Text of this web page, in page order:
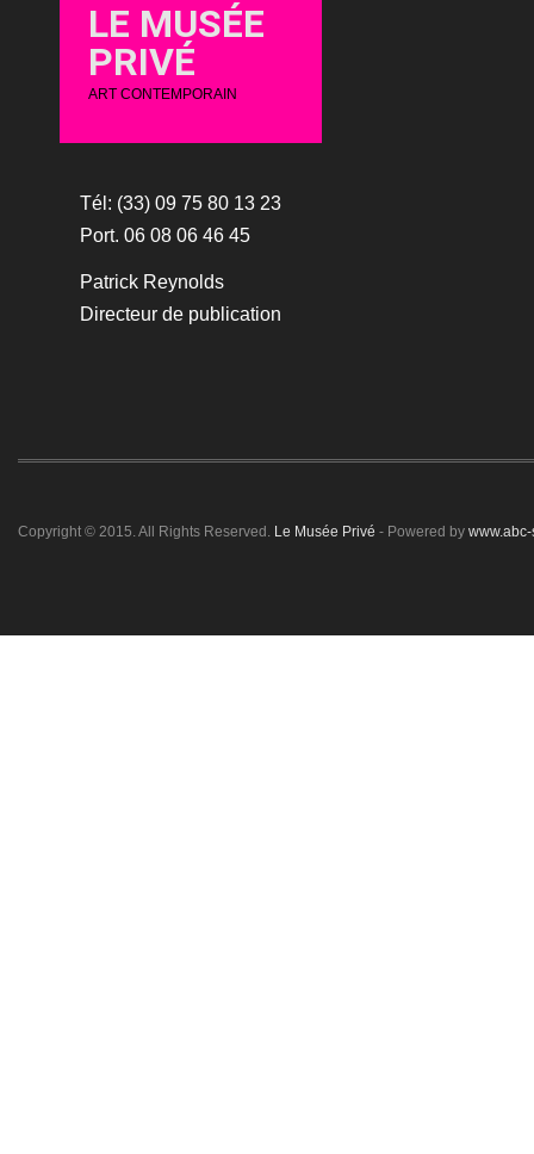
LE MUSÉE
PRIVÉ
ART CONTEMPORAIN
Tél: (33) 09 75 80 13 23
Port. 06 08 06 46 45
Patrick Reynolds
Directeur de publication
Copyright © 2015. All Rights Reserved. Le Musée Privé - Powered by